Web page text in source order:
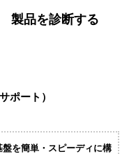
製品を診断する
ポート）
を簡単・スピーディに構